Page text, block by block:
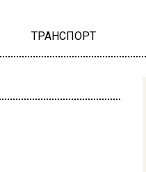
ТРАНСПОРТ